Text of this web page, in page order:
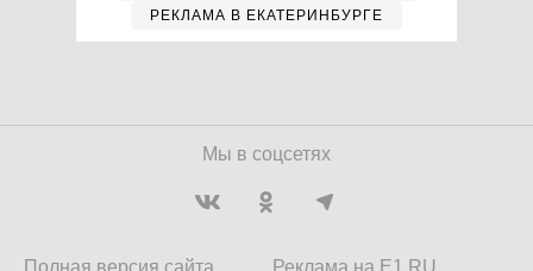
РЕКЛАМА В ЕКАТЕРИНБУРГЕ
Мы в соцсетях
Полная версия сайта
Реклама на E1.RU